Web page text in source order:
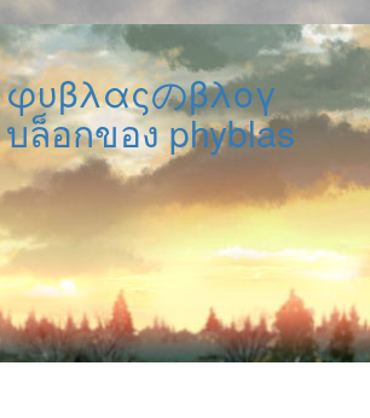
φυβλαςのβλογ
บล็อกของ phyblas